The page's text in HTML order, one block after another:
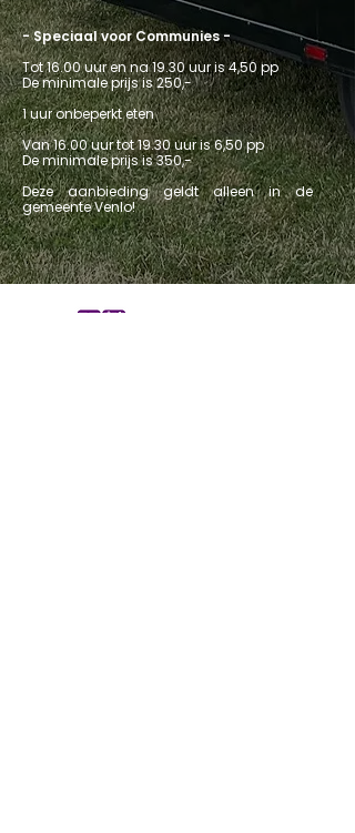
- Speciaal voor Communies -
Tot 16.00 uur en na 19.30 uur is 4,50 pp
De minimale prijs is 250,-
1 uur onbeperkt eten
Van 16.00 uur tot 19.30 uur is 6,50 pp
De minimale prijs is 350,-
Deze aanbieding geldt alleen in de
gemeente Venlo!